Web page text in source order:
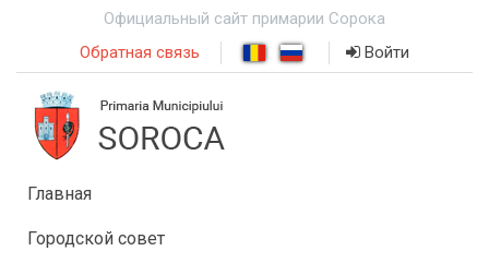
Официальный сайт примарии Сорока
Обратная связь
Войти
Главная
Городской совет